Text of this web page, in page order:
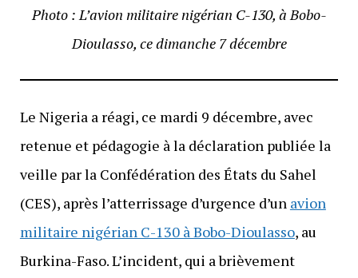
Photo : L’avion militaire nigérian C-130, à Bobo-
Dioulasso, ce dimanche 7 décembre
Le Nigeria a réagi, ce mardi 9 décembre, avec
retenue et pédagogie à la déclaration publiée la
veille par la Confédération des États du Sahel
(CES), après l’atterrissage d’urgence d’un avion
militaire nigérian C-130 à Bobo-Dioulasso, au
Burkina-Faso. L’incident, qui a brièvement